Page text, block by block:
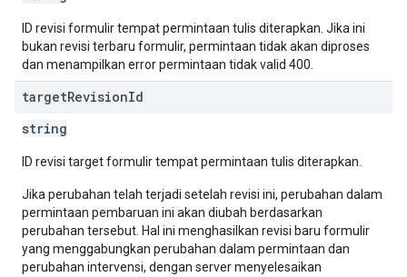
ID revisi formulir tempat permintaan tulis diterapkan. Jika ini
bukan revisi terbaru formulir, permintaan tidak akan diproses
dan menampilkan error permintaan tidak valid 400.
targetRevisionId
string
ID revisi target formulir tempat permintaan tulis diterapkan.
Jika perubahan telah terjadi setelah revisi ini, perubahan dalam
permintaan pembaruan ini akan diubah berdasarkan
perubahan tersebut. Hal ini menghasilkan revisi baru formulir
yang menggabungkan perubahan dalam permintaan dan
perubahan intervensi, dengan server menyelesaikan